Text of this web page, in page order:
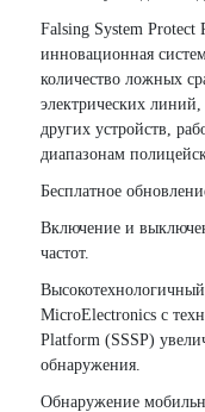
Falsing System
инновационная
количество ложных
электрических
других устройств,
диапазонам
Бесплатное
Включение и
частот.
MicroElectronics с
Platform (SSSP)
обнаружения.
Обнаружение